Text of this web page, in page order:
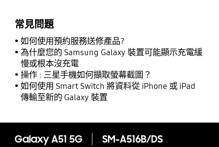
常見問題
如何使用預約服務送修產品?
為什麼您的 Samsung Galaxy 裝置可能顯示充電緩
慢或根本沒充電
操作 : 三星手機如何擷取螢幕截圖？
如何使用 Smart Switch 將資料從 iPhone 或 iPad
傳輸至新的 Galaxy 裝置
Galaxy A51 5G SM-A516B/DS